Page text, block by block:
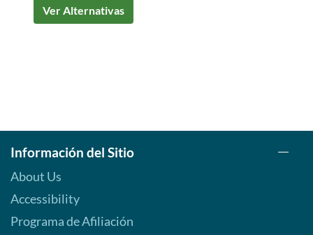
Ver Alternativas
Información del Sitio
About Us
Accessibility
Programa de Afiliación